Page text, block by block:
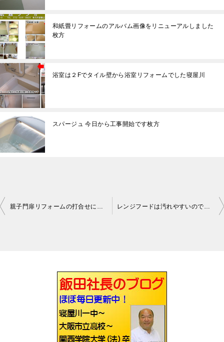
和紙畳リフォームのアルバム画像をリニューアルしました
枚方
浴室は２Fでタイル壁から浴室リフォームでした寝屋川
スパージュ 今日から工事開始です枚方
ゲ
ー
シ
ョ
親子門扉リフォームの打合せに牧野に伺いました枚方 レンジフードは汚れやすいので手入れが簡単なモノが一番です枚方キッチン